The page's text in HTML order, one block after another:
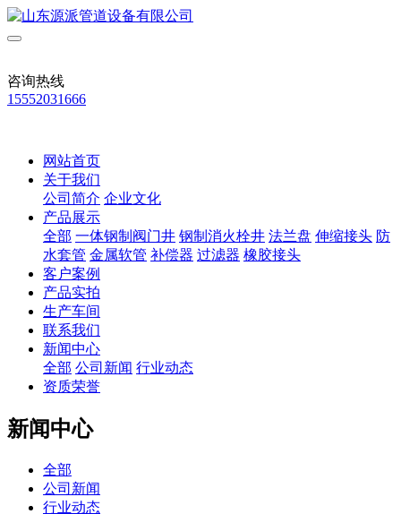
咨询热线
15552031666
网站首页
关于我们
公司简介 企业文化
产品展示
全部 一体钢制阀门井 钢制消火栓井 法兰盘 伸缩接头 防
水套管 金属软管 补偿器 过滤器 橡胶接头
客户案例
产品实拍
生产车间
联系我们
新闻中心
全部 公司新闻 行业动态
资质荣誉
新闻中心
全部
公司新闻
行业动态